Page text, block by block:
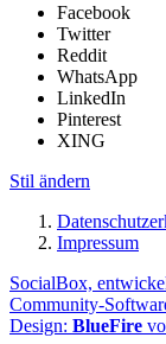
Facebook
Twitter
Reddit
WhatsApp
LinkedIn
Pinterest
XING
Stil ändern
Impressum
SocialBox,
Community-
Design: BlueFire